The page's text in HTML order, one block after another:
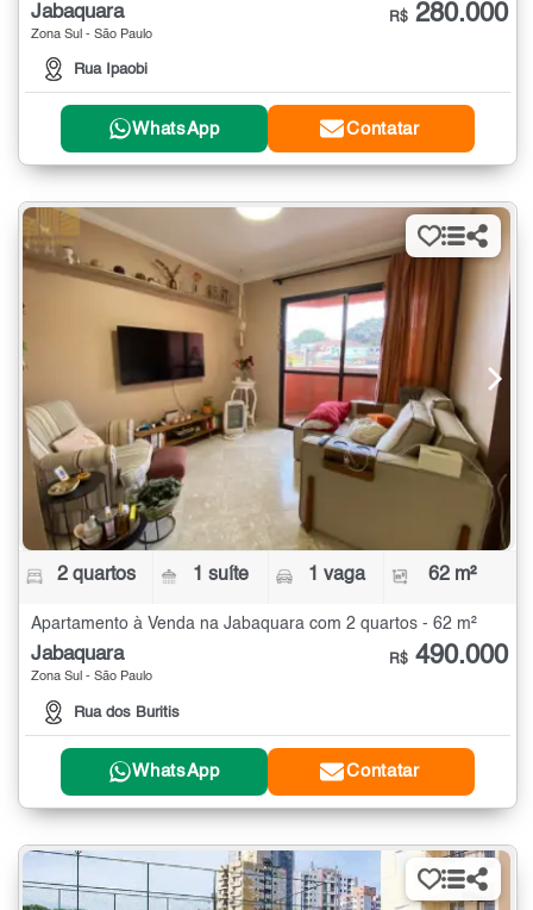
Jabaquara
Zona Sul - São Paulo
Rua Ipaobi
R$ 280.000
WhatsApp Contatar
2 quartos 1 suíte 1 vaga 62 m²
Apartamento à Venda na Jabaquara com 2 quartos - 62 m²
Jabaquara
Zona Sul - São Paulo
Rua dos Buritis
R$ 490.000
WhatsApp Contatar